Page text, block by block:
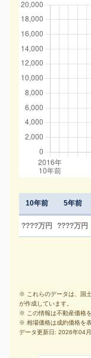
10年前 5年前
????万円 ????万円
※ これらのデータは、国
が作成しています。
※ この情報は不動産価格
※ 相場価格は成約価格を
データ更新日: 2026年04